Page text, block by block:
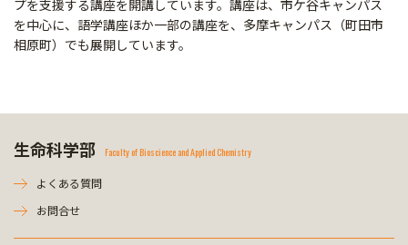
プを支援する講座を開講しています。講座は、市ケ谷キャンパス
を中心に、語学講座ほか一部の講座を、多摩キャンパス（町田市
相原町）でも展開しています。
生命科学部 Faculty of Bioscience and Applied Chemistry
よくある質問
お問合せ